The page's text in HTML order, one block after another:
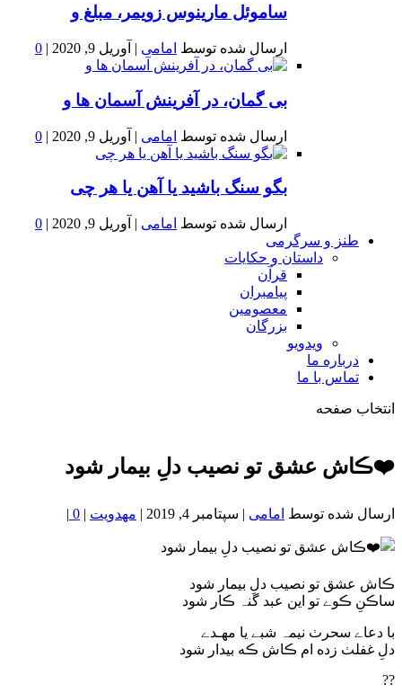
ساموئل مارینوس زویمر، مبلغ و
ارسال شده توسط امامی | آوریل 9, 2020 |
0
بى گمان، در آفرينش آسمان ها و
ارسال شده توسط امامی | آوریل 9, 2020 |
0
بگو سنگ باشید یا آهن یا هر چی
ارسال شده توسط امامی | آوریل 9, 2020 |
0
طنز و سرگرمی
داستان و حکایات
قرآن
پیامبران
معصومین
بزرگان
ویدویو
درباره ما
تماس با ما
انتخاب صفحه
خون
شمال
❤️ڪاش عشق تو نصیب دلِ بیمار شود
ارسال شده توسط امامی | سپتامبر 4, 2019 | مهدویت |
0
|
ڪاش عشق تو نصیب دلِ بیمار شود
ساڪنِ ڪوے تو این عبد گنہ ڪار شود
با دعاے سحرٺ نیمہ شبے یا مهـدے
دلِ غفلٺ زده ام ڪاش ڪه بیدار شود
??